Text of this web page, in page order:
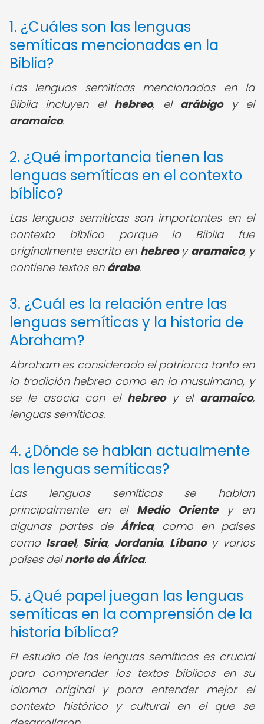
1. ¿Cuáles son las lenguas
semíticas mencionadas en la
Biblia?
Las lenguas semíticas mencionadas en la
Biblia incluyen el hebreo, el arábigoy el
aramaico.
2. ¿Qué importancia tienen las
lenguas semíticas en el contexto
bíblico?
Las lenguas semíticas son importantes en el
contexto bíblico porque la Biblia fue
originalmente escrita en hebreoy aramaico, y
contiene textos en árabe.
3. ¿Cuál es la relación entre las
lenguas semíticas y la historia de
Abraham?
Abraham es considerado el patriarca tanto en
la tradición hebrea como en la musulmana, y
se le asocia con el hebreoy el aramaico,
lenguas semíticas.
4. ¿Dónde se hablan actualmente
las lenguas semíticas?
Las lenguas semíticas se hablan
principalmente en el Medio Orientey en
algunas partes de África, como en países
como Israel, Siria, Jordania, Líbanoy varios
países delnorte de África.
5. ¿Qué papel juegan las lenguas
semíticas en la comprensión de la
historia bíblica?
El estudio de las lenguas semíticas es crucial
para comprender los textos bíblicos en su
idioma original y para entender mejor el
contexto histórico y cultural en el que se